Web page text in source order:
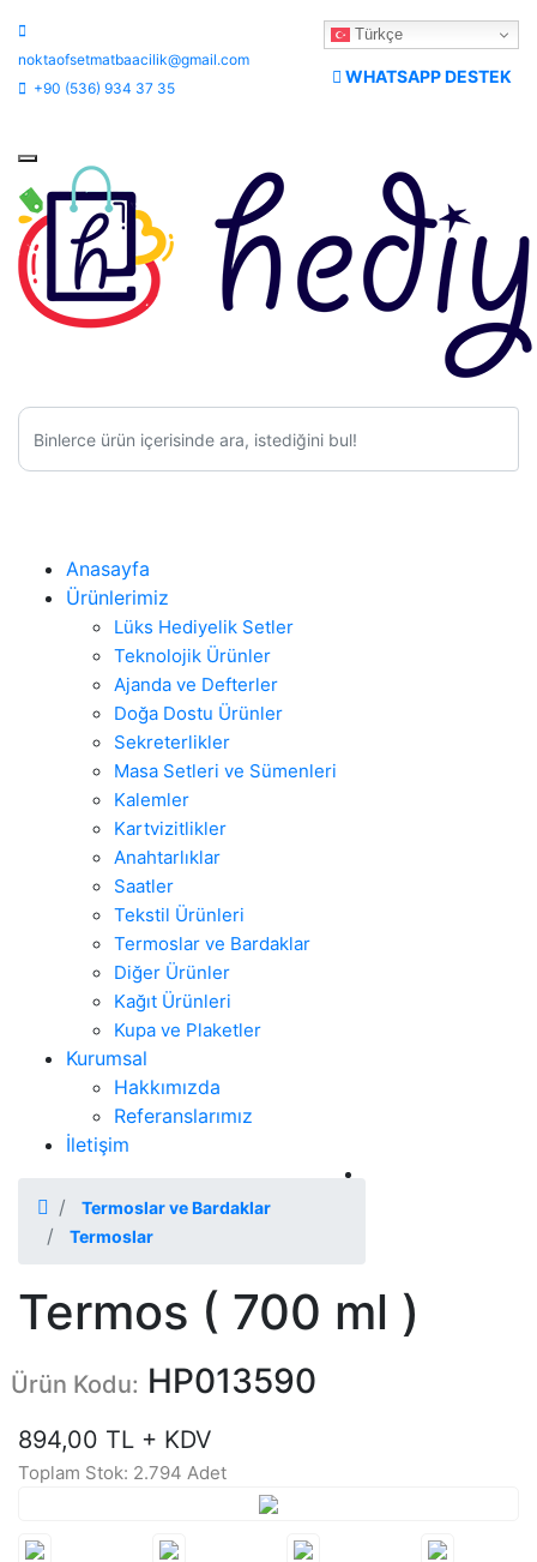
noktaofsetmatbaacilik@gmail.com
+90 (536) 934 37 35
Türkçe
WHATSAPP DESTEK
Anasayfa
Ürünlerimiz
Lüks Hediyelik Setler
Teknolojik Ürünler
Ajanda ve Defterler
Doğa Dostu Ürünler
Sekreterlikler
Masa Setleri ve Sümenleri
Kalemler
Kartvizitlikler
Anahtarlıklar
Saatler
Tekstil Ürünleri
Termoslar ve Bardaklar
Diğer Ürünler
Kağıt Ürünleri
Kupa ve Plaketler
Kurumsal
Hakkımızda
Referanslarımız
İletişim
Termoslar ve Bardaklar
Termoslar
Termos ( 700 ml )
Ürün Kodu: HP013590
894,00 TL + KDV
Toplam Stok: 2.794 Adet